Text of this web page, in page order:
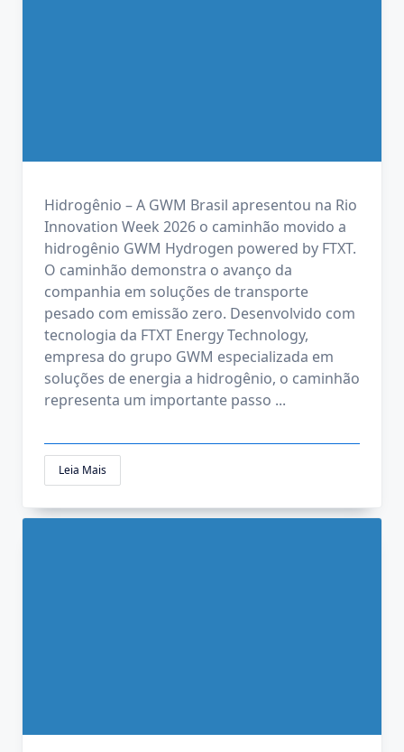
Hidrogênio – A GWM Brasil apresentou na Rio
Innovation Week 2026 o caminhão movido a
hidrogênio GWM Hydrogen powered by FTXT.
O caminhão demonstra o avanço da
companhia em soluções de transporte
pesado com emissão zero. Desenvolvido com
tecnologia da FTXT Energy Technology,
empresa do grupo GWM especializada em
soluções de energia a hidrogênio, o caminhão
representa um importante passo ...
Leia Mais